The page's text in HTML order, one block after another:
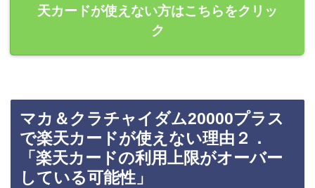
天カードが使えない方はこちらをクリッ
ク
マカ＆クラチャイダム20000プラス
で楽天カードが使えない理由２．
「楽天カードの利用上限がオーバー
している可能性」